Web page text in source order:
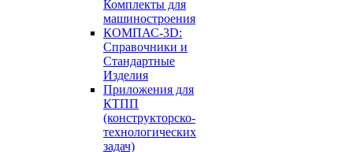
Комплекты для
машиностроения
КОМПАС-3D:
Справочники и
Стандартные
Изделия
Приложения для
КТПП
(конструкторско-
технологических
задач)